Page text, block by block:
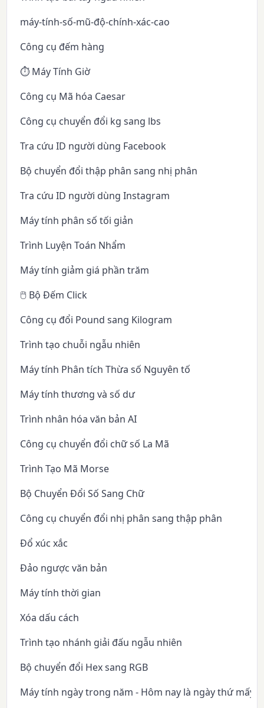
máy-tính-số-mũ-độ-chính-xác-cao
Công cụ đếm hàng
⏱️ Máy Tính Giờ
Công cụ Mã hóa Caesar
Công cụ chuyển đổi kg sang lbs
Tra cứu ID người dùng Facebook
Bộ chuyển đổi thập phân sang nhị phân
Tra cứu ID người dùng Instagram
Máy tính phân số tối giản
Trình Luyện Toán Nhẩm
Máy tính giảm giá phần trăm
🖱️ Bộ Đếm Click
Công cụ đổi Pound sang Kilogram
Trình tạo chuỗi ngẫu nhiên
Máy tính Phân tích Thừa số Nguyên tố
Máy tính thương và số dư
Trình nhân hóa văn bản AI
Công cụ chuyển đổi chữ số La Mã
Trình Tạo Mã Morse
Bộ Chuyển Đổi Số Sang Chữ
Công cụ chuyển đổi nhị phân sang thập phân
Đổ xúc xắc
Đảo ngược văn bản
Máy tính thời gian
Xóa dấu cách
Trình tạo nhánh giải đấu ngẫu nhiên
Bộ chuyển đổi Hex sang RGB
Máy tính ngày trong năm - Hôm nay là ngày thứ mấy